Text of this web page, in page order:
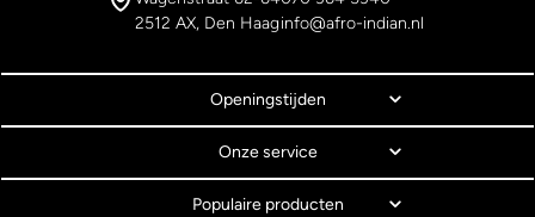
2512 AX, Den Haaginfo@afro-indian.nl
Openingstijden
Onze service
Populaire producten